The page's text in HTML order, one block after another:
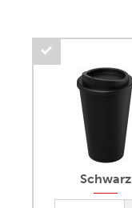
Schwarz